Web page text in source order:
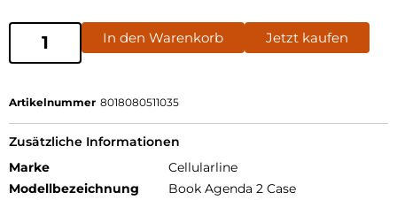
In den Warenkorb Jetzt kaufen
Artikelnummer 8018080511035
Zusätzliche Informationen
Marke
Cellularline
Modellbezeichnung
Book Agenda 2 Case